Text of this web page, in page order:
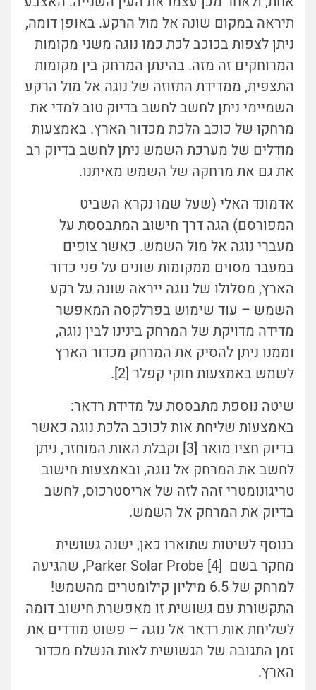
תיראה במקום שונה אל מול הרקע. באופן דומה,
ניתן לצפות בכוכב לכת כמו נוגה משני מקומות
המרוחקים זה מזה. בהינתן המרחק בין מקומות
התצפית, ממדידת התזוזה של נוגה אל מול הרקע
השמיימי ניתן לחשב לחשב בדיוק טוב למדי את
מרחקו של כוכב הלכת מכדור הארץ. באמצעות
מודלים של מערכת השמש ניתן לחשב בדיוק רב
את גם את מרחקה של השמש מאיתנו.
אדמונד האלי (שעל שמו נקרא השביט
המפורסם) הגה דרך חישוב המתבססת על
מעברי נוגה אל מול השמש. כאשר צופים
במעבר מסוים ממקומות שונים על פני כדור
הארץ, מסלולו של נוגה ייראה שונה על רקע
השמש – עוד שימוש בפרלקסה המאפשר
מדידה מדויקת של המרחק בינינו לבין נוגה,
וממנו ניתן להסיק את המרחק מכדור הארץ
לשמש באמצעות חוקי קפלר [2].
שיטה נוספת מתבססת על מדידת רדאר:
באמצעות שליחת אות לכוכב הלכת נוגה כאשר
בדיוק חציו מואר [3] וקבלת האות המוחזר, ניתן
לחשב את המרחק אל נוגה, ובאמצעות חישוב
טריגונומטרי זהה לזה של אריסטרכוס, לחשב
בדיוק את המרחק אל השמש.
בנוסף לשיטות שתוארו כאן, ישנה גשושית
מחקר בשם [4] Parker Solar Probe, שהגיעה
למרחק של 6.5 מיליון קילומטרים מהשמש!
התקשורת עם גשושית זו מאפשרת חישוב דומה
לשליחת אות רדאר אל נוגה – פשוט מודדים את
זמן התגובה של הגשושית לאות הנשלח מכדור
הארץ.